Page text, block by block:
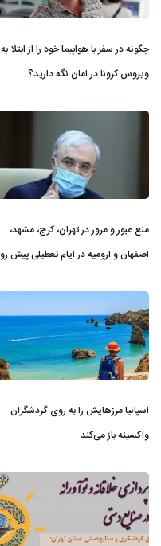
چگونه در سفر با هواپیما خود را از ابتلا به
ویروس کرونا در امان نگه دارید؟
منع عبور و مرور در تهران، کرج، مشهد،
اصفهان و ارومیه در ایام تعطیلی پیش ر‌و
اسپانیا مرزهایش را به روی گردشگران
واکسینه باز می‌کند